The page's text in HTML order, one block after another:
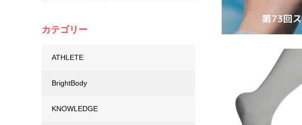
カテゴリー
ATHLETE
BrightBody
KNOWLEDGE